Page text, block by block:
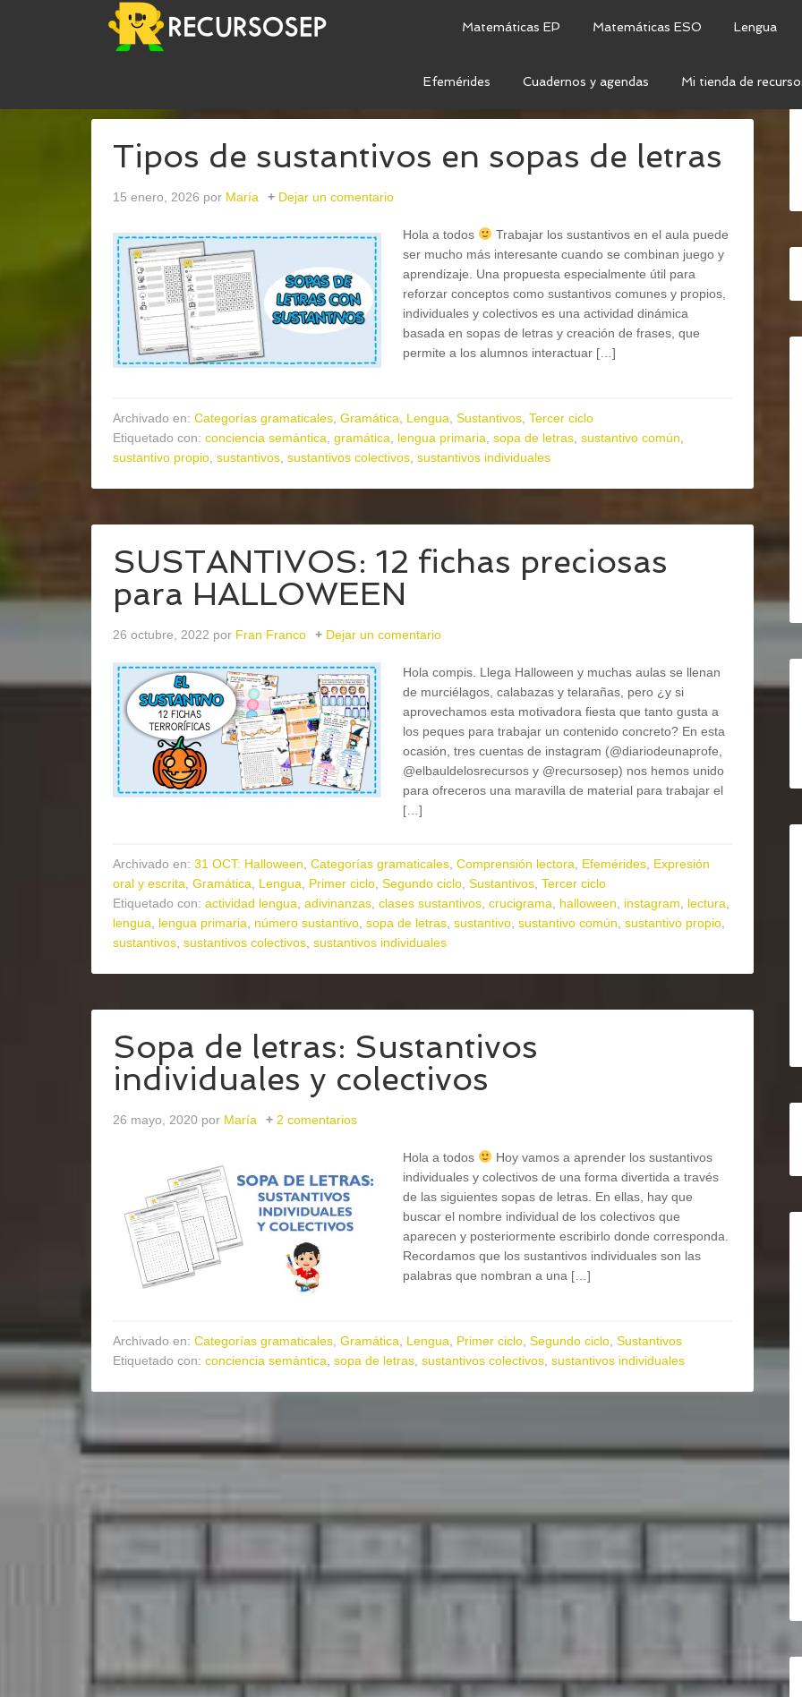
Matemáticas EP Matemáticas ESO Lengua
Efemérides Cuadernos y agendas Mi tienda de
Tipos de sustantivos en sopas de letras
15 enero, 2026 por María Dejar un comentario
Hola a todos
Trabajar los sustantivos en el aula puede
ser mucho más interesante cuando se combinan juego y
aprendizaje. Una propuesta especialmente útil para
reforzar conceptos como sustantivos comunes y propios,
individuales y colectivos es una actividad dinámica
basada en sopas de letras y creación de frases, que
permite a los alumnos interactuar […]
Archivado en: Categorías gramaticales Gramática Lengua Sustantivos Tercer ciclo
Etiquetado con: conciencia semántica gramática lengua primaria sopa de letras sustantivo común
sustantivo propio sustantivos sustantivos colectivos sustantivos individuales
SUSTANTIVOS: 12 fichas preciosas
para HALLOWEEN
26 octubre, 2022 por Fran Franco Dejar un comentario
Hola compis. Llega Halloween y muchas aulas se llenan
de murciélagos, calabazas y telarañas, pero ¿y si
aprovechamos esta motivadora fiesta que tanto gusta a
los peques para trabajar un contenido concreto? En esta
ocasión, tres cuentas de instagram (@diariodeunaprofe,
@elbauldelosrecursos y @recursosep) nos hemos unido
para ofreceros una maravilla de material para trabajar el
[…]
Archivado en: 31 OCT: Halloween Categorías gramaticales Comprensión lectora Efemérides Expresión
oral y escrita Gramática Lengua Primer ciclo Segundo ciclo Sustantivos Tercer ciclo
Etiquetado con: actividad lengua adivinanzas clases sustantivos crucigrama halloween instagram lectura
lengua
lengua primaria número sustantivo sopa de letras sustantivo sustantivo común sustantivo propio
sustantivos sustantivos colectivos sustantivos individuales
Sopa de letras: Sustantivos
individuales y colectivos
26 mayo, 2020 por María 2 comentarios
Hola a todos
Hoy vamos a aprender los sustantivos
individuales y colectivos de una forma divertida a través
de las siguientes sopas de letras. En ellas, hay que
buscar el nombre individual de los colectivos que
aparecen y posteriormente escribirlo donde corresponda.
Recordamos que los sustantivos individuales son las
palabras que nombran a una […]
Archivado en: Categorías gramaticales Gramática Lengua Primer ciclo Segundo ciclo Sustantivos
Etiquetado con: conciencia semántica sopa de letras sustantivos colectivos sustantivos individuales